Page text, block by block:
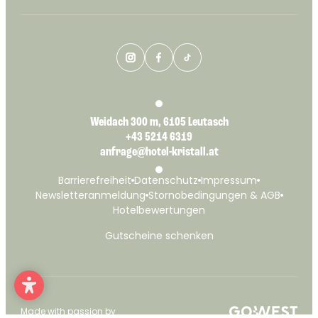
Weidach 300 m, 6105 Leutasch
+43 5214 6319
anfrage@hotel-kristall.at
Barrierefreiheit Datenschutz Impressum
Newsletteranmeldung Stornobedingungen & AGB
Hotelbewertungen
Gutscheine schenken
Made with passion by